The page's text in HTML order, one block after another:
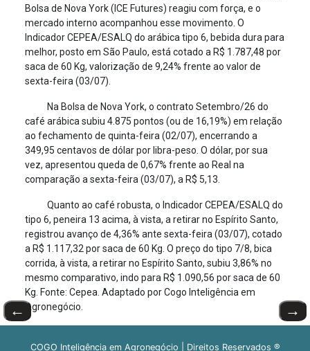
Bolsa de Nova York (ICE Futures) reagiu com força, e o
mercado interno acompanhou esse movimento. O
Indicador CEPEA/ESALQ do arábica tipo 6, bebida dura para
melhor, posto em São Paulo, está cotado a R$ 1.787,48 por
saca de 60 Kg, valorização de 9,24% frente ao valor de
sexta-feira (03/07).
Na Bolsa de Nova York, o contrato Setembro/26 do
café arábica subiu 4.875 pontos (ou de 16,19%) em relação
ao fechamento de quinta-feira (02/07), encerrando a
349,95 centavos de dólar por libra-peso. O dólar, por sua
vez, apresentou queda de 0,67% frente ao Real na
comparação a sexta-feira (03/07), a R$ 5,13.
Quanto ao café robusta, o Indicador CEPEA/ESALQ do
tipo 6, peneira 13 acima, à vista, a retirar no Espírito Santo,
registrou avanço de 4,36% ante sexta-feira (03/07), cotado
a R$ 1.117,32 por saca de 60 Kg. O preço do tipo 7/8, bica
corrida, à vista, a retirar no Espírito Santo, subiu 3,86% no
mesmo comparativo, indo para R$ 1.090,56 por saca de 60
Kg. Fonte: Cepea. Adaptado por Cogo Inteligência em
Agronegócio.
← →
COGO Inteligência em Agronegócio | Direitos Reservados ®